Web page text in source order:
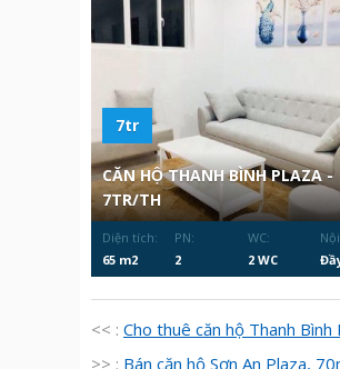
7tr
CĂN HỘ THANH BÌNH PLAZA -
7TR/TH
Diện tích:
65 m2
PN:
2
WC:
2 WC
<< : Cho thuê căn hộ Thanh
>> : Bán căn hộ Sơn An Plaza,